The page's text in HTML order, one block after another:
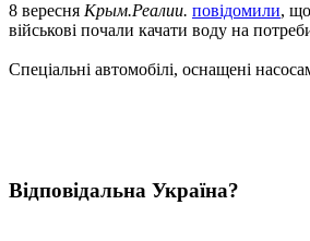
8 вересня Крым.Реалии. повідомили,
військові почали качати воду на
Спеціальні автомобілі, оснащені
Відповідальна Україна?